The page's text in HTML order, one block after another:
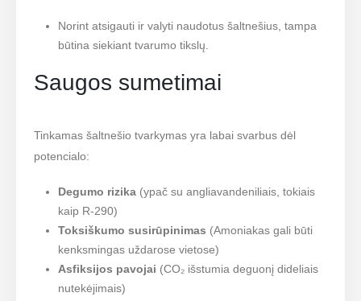
Norint atsigauti ir valyti naudotus šaltnešius, tampa
būtina siekiant tvarumo tikslų.
Saugos sumetimai
Tinkamas šaltnešio tvarkymas yra labai svarbus dėl
potencialo:
Degumo rizika(ypač su angliavandeniliais, tokiais
kaip R-290)
Toksiškumo susirūpinimas (Amoniakas gali būti
kenksmingas uždarose vietose)
Asfiksijos pavojai (CO₂ išstumia deguonį dideliais
nutekėjimais)